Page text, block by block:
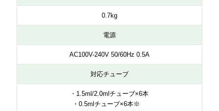
0.7kg
電源
AC100V-240V 50/60Hz 0.5A
対応チューブ
・1.5ml/2.0mlチューブ×6本
・0.5mlチューブ×6本※